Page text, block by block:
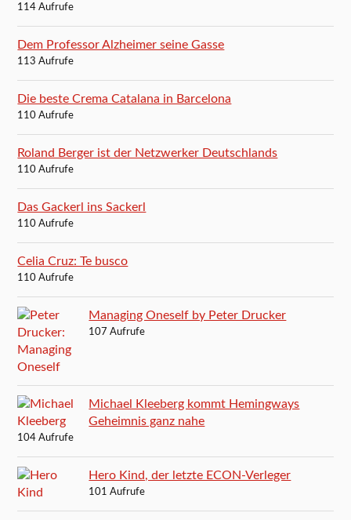
114 Aufrufe
Dem Professor Alzheimer seine Gasse
113 Aufrufe
Die beste Crema Catalana in Barcelona
110 Aufrufe
Roland Berger ist der Netzwerker Deutschlands
110 Aufrufe
Das Gackerl ins Sackerl
110 Aufrufe
Celia Cruz: Te busco
110 Aufrufe
Managing Oneself by Peter Drucker
107 Aufrufe
Michael Kleeberg kommt Hemingways
Geheimnis ganz nahe
104 Aufrufe
Hero Kind, der letzte ECON-Verleger
101 Aufrufe